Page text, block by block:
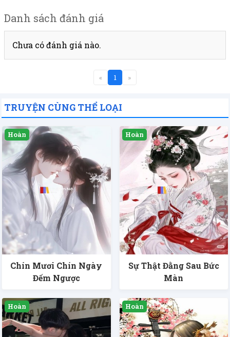
Danh sách đánh giá
Chưa có đánh giá nào.
« 1 »
TRUYỆN CÙNG THỂ LOẠI
Chín Mươi Chín Ngày
Đếm Ngược
Sự Thật Đằng Sau Bức
Màn